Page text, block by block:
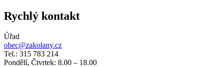
Rychlý kontakt
Úřad
obec@zakolany.cz
Tel.: 315 783 214
Pondělí, Čtvrtek: 8.00 – 18.00